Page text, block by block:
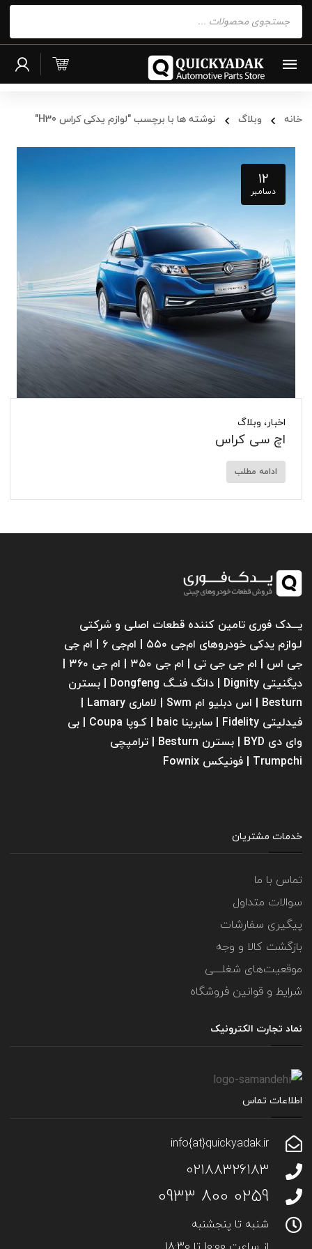
search
خانه وبلاگ نوشته ها با برچسب "لوازم یدکی کراس H30"
12
دسامبر
اخبار، وبلاگ
اچ سی کراس
ادامه مطلب
یـــدک فوری تامین کننده قطعات اصلی و شرکتی
لـوازم یدکی خودروهای ام‌جی ۵۵۰ | ام‌جی ۶ | ام جی
جی اس | ام جی جی تی | ام‌ جی ۳۵۰ | ام جی ۳۶۰ |
دیگنیتی Dignity | دانگ فنــگ Dongfeng | بسترن
Besturn | اس دبلیو ام Swm | لاماری Lamary |
فیدلیتی Fidelity | سابرینا ‌baic | کـوپا Coupa | بی
وای دی BYD | بسترن Besturn | ترامپچی
Trumpchi | فونیکس Fownix
خدمات مشتریان
تماس با ما
سوالات متداول
پیگیری سفارشات
بازگشت کالا و وجه
موقعیت‌های شغلــــی
شرایط و قوانین فروشگاه
نماد تجارت الکترونیک
اطلاعات تماس
info{at}quickyadak.ir
02188326183
0259 800 0933
شنبه تا پنجشنبه